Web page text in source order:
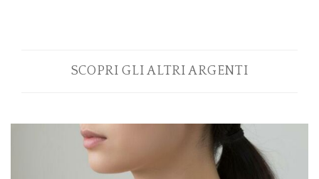
SCOPRI GLI ALTRI ARGENTI